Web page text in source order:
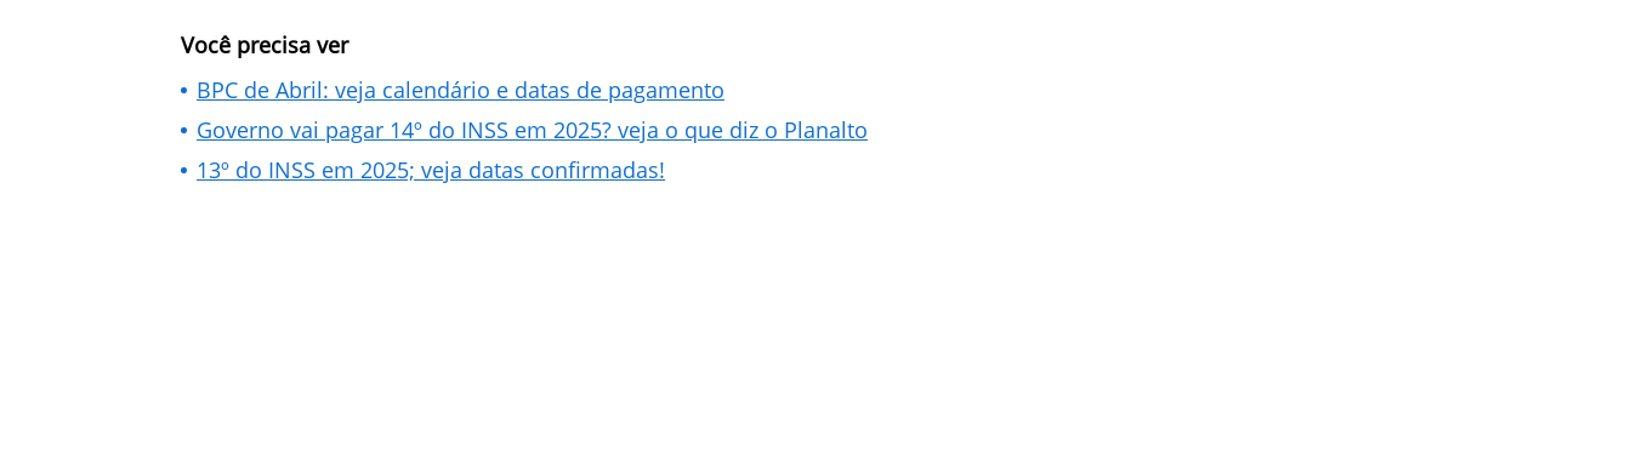
Você precisa ver
BPC de Abril: veja calendário e datas de pagamento
Governo vai pagar 14º do INSS em 2025? veja o que diz o Planalto
13º do INSS em 2025; veja datas confirmadas!